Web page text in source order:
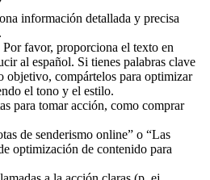
información detallada y precisa
Por favor, proporciona el texto en
al español. Si tienes palabras clave
objetivo, compártelos para optimizar
el tono y el estilo.
para tomar acción, como comprar
de senderismo online” o “Las
optimización de contenido para